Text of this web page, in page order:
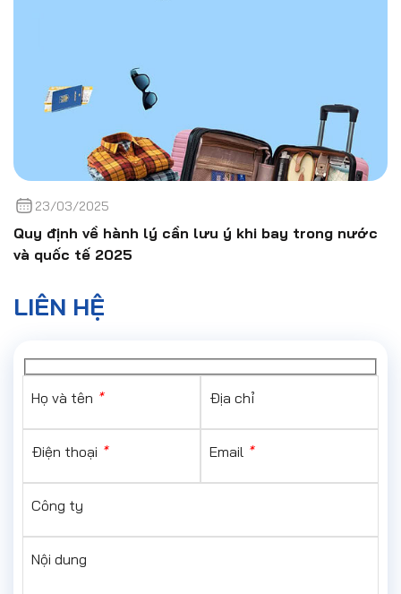
23/03/2025
Quy định về hành lý cần lưu ý khi bay trong nước
và quốc tế 2025
LIÊN HỆ
Họ và tên * Địa chỉ
Điện thoại * Email *
Công ty
Nội dung